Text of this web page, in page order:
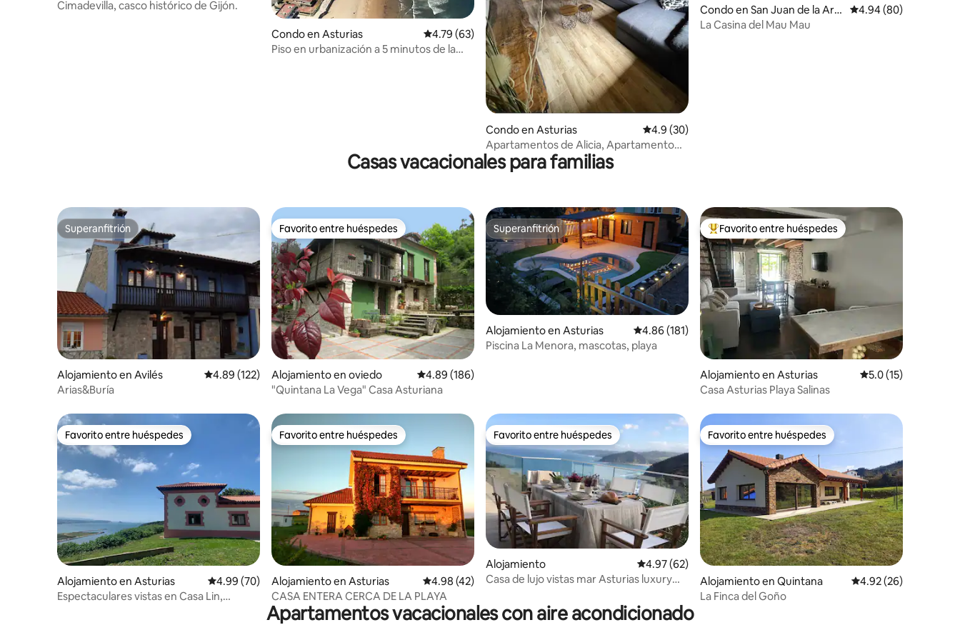
Cimadevilla, casco histórico de Gijón.
Condo en Asturias Calificación promedio: 4.79 de 5, 63 reseñas
4.79 (63)
Piso en urbanización a 5 minutos de la
Condo en Asturias Calificación promedio: 4.9 de 5, 30 reseñas
4.9 (30)
Apartamentos de Alicia, Apartamento
familiar plan.
Condo en San Juan de la Are
na
Calificación
4.94 (80)
La Casina del Mau Mau
Casas vacacionales para familias
Superanfitrión
Superanfitrión
Alojamiento en Avilés Calificación promedio: 4.89 de 5, 122 reseñas
4.89 (122)
Arias&Buría
Favorito entre huéspedes
Favorito entre huéspedes
Alojamiento en oviedo Calificación promedio: 4.89 de 5, 186 reseñas
4.89 (186)
"Quintana La Vega" Casa Asturiana
Superanfitrión
Superanfitrión
Alojamiento en Asturias Calificación promedio: 4.86 de 5, 181 reseñas
4.86 (181)
Piscina La Menora, mascotas, playa
Favorito entre huéspedes preferido
Favorito entre huéspedes
Alojamiento en Asturias Calificación
5.0 (15)
Casa Asturias Playa Salinas
Favorito entre huéspedes
Favorito entre huéspedes
Alojamiento en Asturias Calificación promedio: 4.99 de 5, 70 reseñas
4.99 (70)
Espectaculares vistas en Casa Lin,
Favorito entre huéspedes
Favorito entre huéspedes
Alojamiento en Asturias Calificación promedio: 4.98 de 5, 42 reseñas
4.98 (42)
CASA ENTERA CERCA DE LA PLAYA
Favorito entre huéspedes
Favorito entre huéspedes
Alojamiento Calificación promedio: 4.97 de 5, 62 reseñas
4.97 (62)
Casa de lujo vistas mar Asturias luxury
Favorito entre huéspedes
Favorito entre huéspedes
Alojamiento en Quintana Calificación
4.92 (26)
La Finca del Goño
Apartamentos vacacionales con aire acondicionado